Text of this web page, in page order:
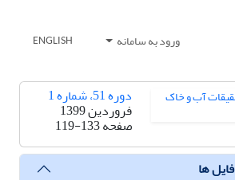
ورود به سامانه ENGLISH
دوره 51، شماره 1
فروردین 1399
صفحه119-133
فایل ها